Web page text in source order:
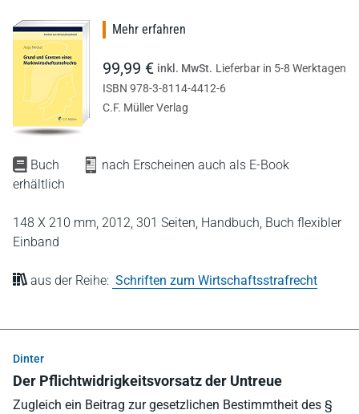
Buch
nach Erscheinen auch als E-Book
erhältlich
148 X 210 mm, 2012, 301 Seiten, Handbuch, Buch flexibler
Einband
aus der Reihe: Schriften zum Wirtschaftsstrafrecht
Mehr erfahren
99,99 € inkl. MwSt. Lieferbar in 5-8 Werktagen
ISBN 978-3-8114-4412-6
C.F. Müller Verlag
Dinter
Der Pflichtwidrigkeitsvorsatz der Untreue
Zugleich ein Beitrag zur gesetzlichen Bestimmtheit des §